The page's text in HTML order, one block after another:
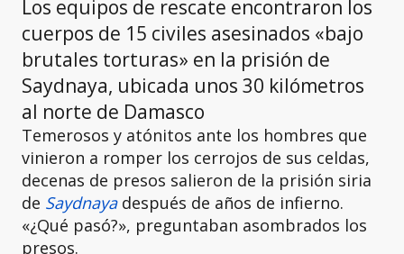
Los equipos de rescate encontraron los
cuerpos de 15 civiles asesinados «bajo
brutales torturas» en la prisión de
Saydnaya, ubicada unos 30 kilómetros
al norte de Damasco
Temerosos y atónitos ante los hombres que
vinieron a romper los cerrojos de sus celdas,
decenas de presos salieron de la prisión siria
de Saydnayadespués de años de infierno.
«¿Qué pasó?», preguntaban asombrados los
presos.